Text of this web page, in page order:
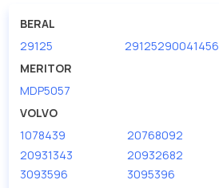
компании Евродеталь представлены
Мы продаем сертифицированные
Производитель
BERAL
29125
MERITOR
MDP5057
VOLVO
1078439
20768092
20931343
20932682
3093596
3095396